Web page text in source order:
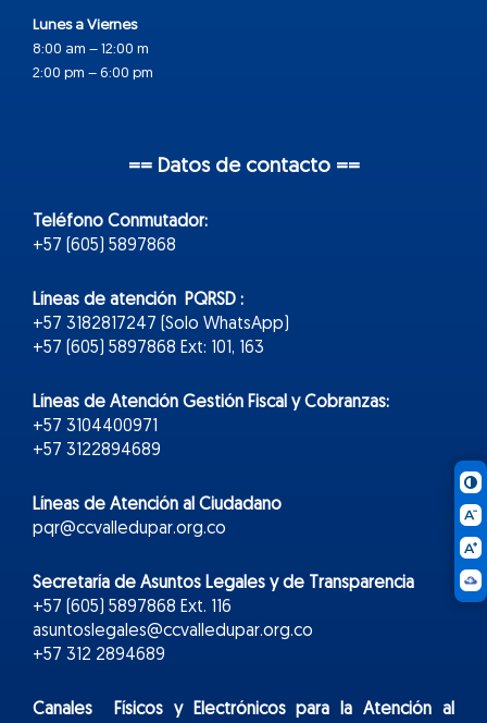
Lunes a Viernes
8:00 am – 12:00 m
2:00 pm – 6:00 pm
== Datos de contacto ==
Teléfono Conmutador:
+57 (605) 5897868
Líneas de atención PQRSD :
+57 3182817247 (Solo WhatsApp)
+57 (605) 5897868 Ext: 101, 163
Líneas de Atención Gestión Fiscal y Cobranzas:
+57 3104400971
+57 3122894689
Líneas de Atención al Ciudadano
pqr@ccvalledupar.org.co
Secretaría de Asuntos Legales y de Transparencia
+57 (605) 5897868 Ext. 116
asuntoslegales@ccvalledupar.org.co
+57 312 2894689
Canales Físicos yElectrónicospara la Atención al